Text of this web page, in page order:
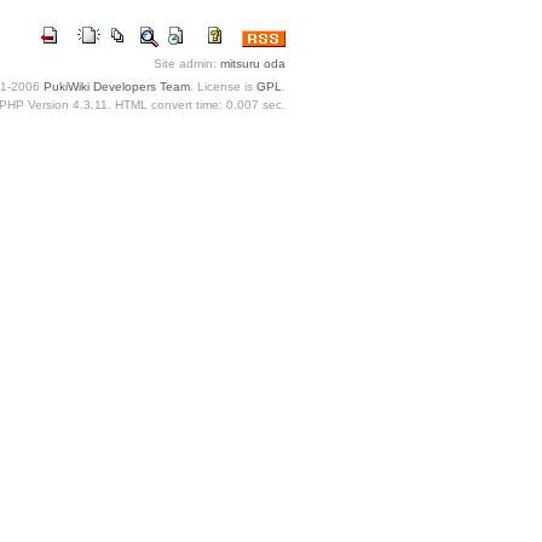
Site admin: mitsuru oda
2006 PukiWiki Developers Team . License is GPL
PHP Version 4.3.11. HTML convert time: 0.007 sec.